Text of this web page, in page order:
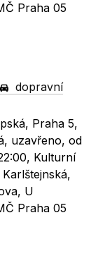
Praha 05
dopravní
Praha 5,
uzavřeno, od
Kulturní
U
Praha 05